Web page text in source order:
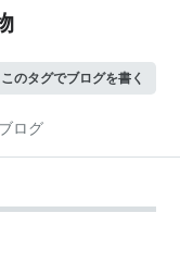
このタグでブログを書く
ログ